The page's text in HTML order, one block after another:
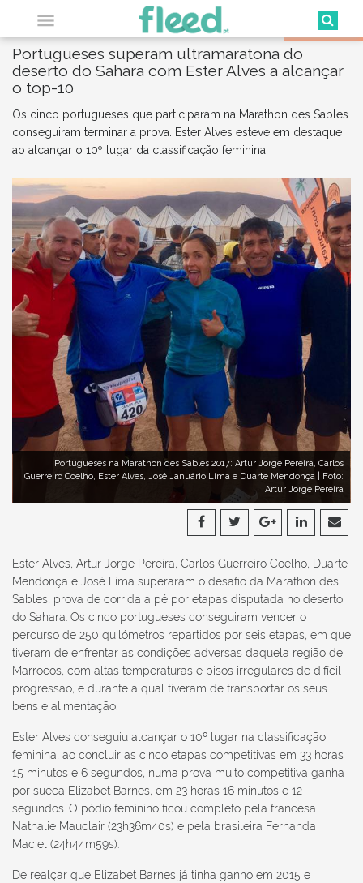

2017-04-16 21:46 DESPORTO
Portugueses superam ultramaratona do
deserto do Sahara com Ester Alves a alcançar
o top-10
Os cinco portugueses que participaram na Marathon des Sables
conseguiram terminar a prova. Ester Alves esteve em destaque
ao alcançar o 10º lugar da classificação feminina.
Portugueses na Marathon des Sables 2017: Artur Jorge Pereira, Carlos
Guerreiro Coelho, Ester Alves, José Januário Lima e Duarte Mendonça | Foto:
Artur Jorge Pereira
Ester Alves, Artur Jorge Pereira, Carlos Guerreiro Coelho, Duarte
Mendonça e José Lima superaram o desafio da Marathon des
Sables, prova de corrida a pé por etapas disputada no deserto
do Sahara. Os cinco portugueses conseguiram vencer o
percurso de 250 quilómetros repartidos por seis etapas, em que
tiveram de enfrentar as condições adversas daquela região de
Marrocos, com altas temperaturas e pisos irregulares de difícil
progressão, e durante a qual tiveram de transportar os seus
bens e alimentação.
Ester Alves conseguiu alcançar o 10º lugar na classificação
feminina, ao concluir as cinco etapas competitivas em 33 horas
15 minutos e 6 segundos, numa prova muito competitiva ganha
por sueca Elizabet Barnes, em 23 horas 16 minutos e 12
segundos. O pódio feminino ficou completo pela francesa
Nathalie Mauclair (23h36m40s) e pela brasileira Fernanda
Maciel (24h44m59s).
De realçar que Elizabet Barnes já tinha ganho em 2015 e